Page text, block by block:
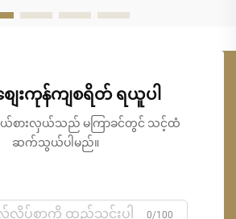
ေးကုန်ကျစရိတ် ရယူပါ
စားလှယ်သည် မကြာခင်တွင် သင့်ထံ
ဆက်သွယ်ပါမည်။
0/100